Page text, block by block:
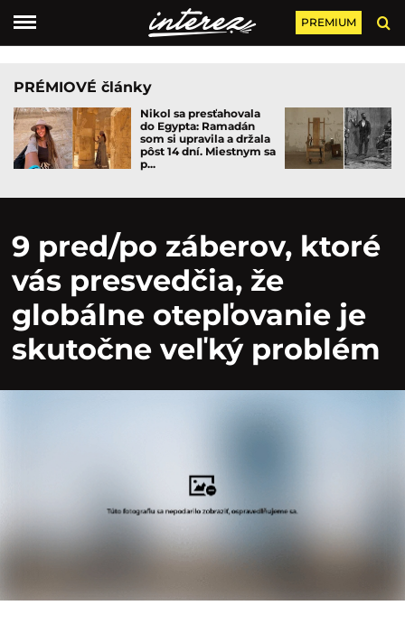
PREMIUM
PRÉMIOVÉ články
Nikol sa presťahovala
do Egypta: Ramadán
som si upravila a držala
pôst 14 dní. Miestnym sa
p...
9 pred/po záberov, ktoré
vás presvedčia, že
globálne otepľovanie je
skutočne veľký problém